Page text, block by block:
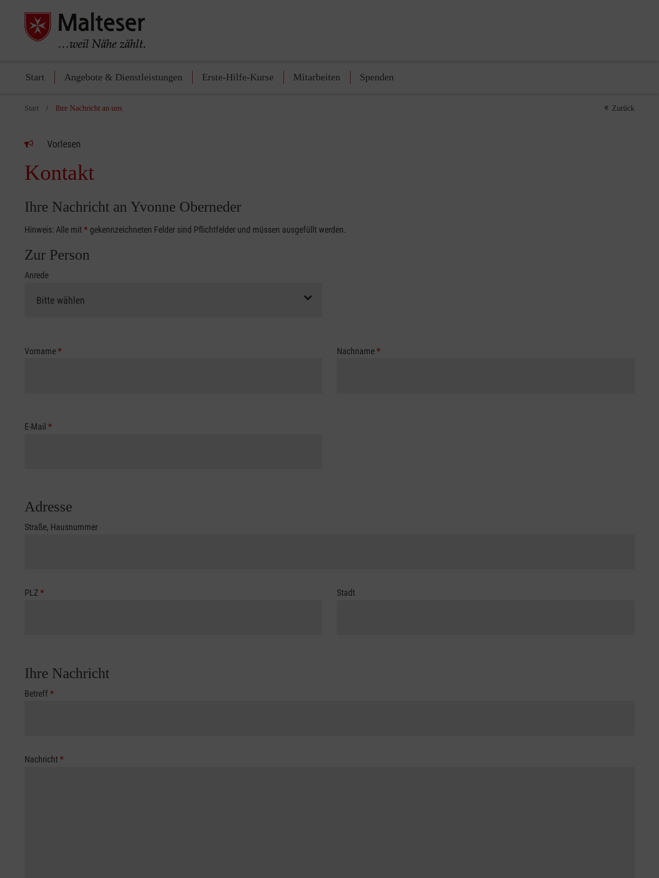
Start Angebote & Dienstleistungen Erste-Hilfe-Kurse Mitarbeiten Spenden
Start Ihre Nachricht an uns Zurück
Vorlesen
Kontakt
Ihre Nachricht an Yvonne Oberneder
Hinweis: Alle mit* gekennzeichneten Felder sind Pflichtfelder und müssen ausgefüllt werden.
Zur Person
Anrede
Vorname* Nachname*
E-Mail *
Adresse
Straße, Hausnummer
PLZ* Stadt
Ihre Nachricht
Betreff*
Nachricht*